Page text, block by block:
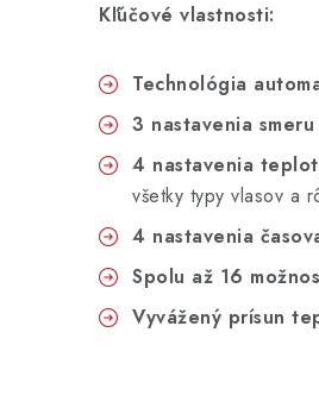
Kľúčové vlastnosti:
Technológia
3 nastavenia
4 nastavenia
všetky typy vlasov a
4 nastavenia
Spolu až 16
Vyvážený prísun